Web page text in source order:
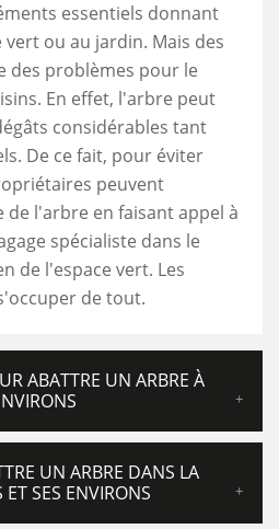
essentiels donnant
ou au jardin. Mais des
des problèmes pour le
En effet, l'arbre peut
considérables tant
De ce fait, pour éviter
peuvent
l'arbre en faisant appel à
spécialiste dans le
de l'espace vert. Les
de tout.
ABATTRE UN ARBRE À
UN ARBRE DANS LA
SES ENVIRONS